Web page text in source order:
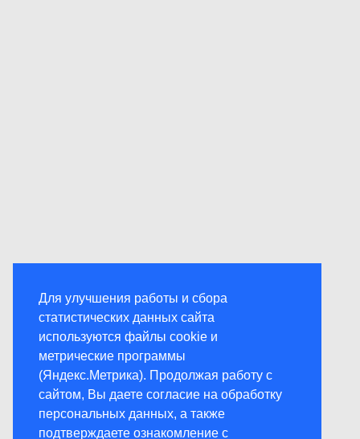
Для улучшения работы и сбора
статистических данных сайта
используются файлы cookie и
метрические программы
(Яндекс.Метрика). Продолжая работу с
сайтом, Вы даете согласие на обработку
персональных данных, а также
подтверждаете ознакомление с